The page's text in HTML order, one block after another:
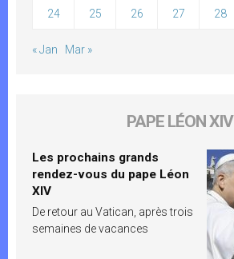
24 25 26 27 28
« Jan Mar »
PAPE LÉON XIV
Les prochains grands
rendez-vous du pape Léon
XIV
De retour au Vatican, après trois
semaines de vacances